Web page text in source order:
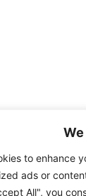
to enhance
ads or
All", you